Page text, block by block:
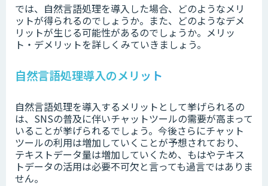
では、自然言語処理を導入した場合、どのようなメリ
ットが得られるのでしょうか。また、どのようなデメ
リットが生じる可能性があるのでしょうか。メリッ
ト・デメリットを詳しくみていきましょう。
自然言語処理導入のメリット
自然言語処理を導入するメリットとして挙げられるの
は、SNSの普及に伴いチャットツールの需要が高まって
いることが挙げられるでしょう。今後さらにチャット
ツールの利用は増加していくことが予想されており、
テキストデータ量は増加していくため、もはやテキス
トデータの活用は必要不可欠と言っても過言ではありま
せん。